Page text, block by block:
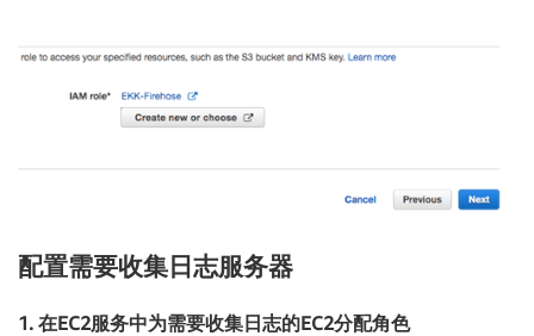
配置需要收集日志服务器
1. 在EC2服务中为需要收集日志的EC2分配角色